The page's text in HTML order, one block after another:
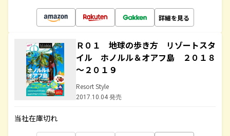
詳細を見る
Ｒ０１ 地球の歩き方 リゾートスタ
イル ホノルル＆オアフ島 ２０１８
～２０１９
Resort Style
2017.10.04 発売
当社在庫切れ